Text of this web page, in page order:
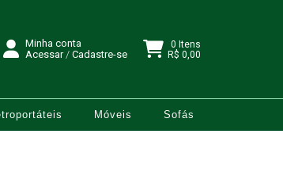
Minha conta
Acessar/ Cadastre-se
0 Itens
R$ 0,00
Móveis Sofás